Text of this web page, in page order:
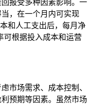
报受多种因素影响。一
，在一个月内可实现
和人工支出后，每月净
可根据投入成本和运营
市场需求、成本控制、
预期等因素。虽然市场